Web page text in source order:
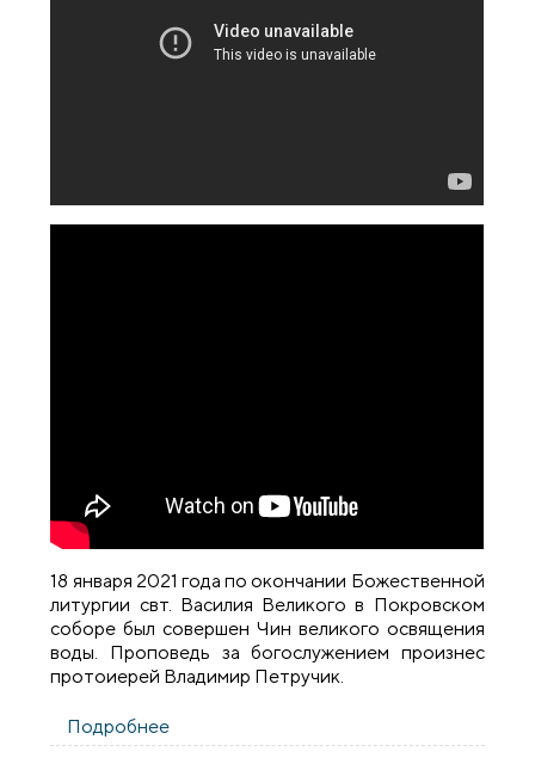
18 января 2021 года по окончании Божественной
литургии свт. Василия Великого в Покровском
соборе был совершен Чин великого освящения
воды. Проповедь за богослужением произнес
протоиерей Владимир Петручик.
Подробнее
сочельник) в Покровском соборе